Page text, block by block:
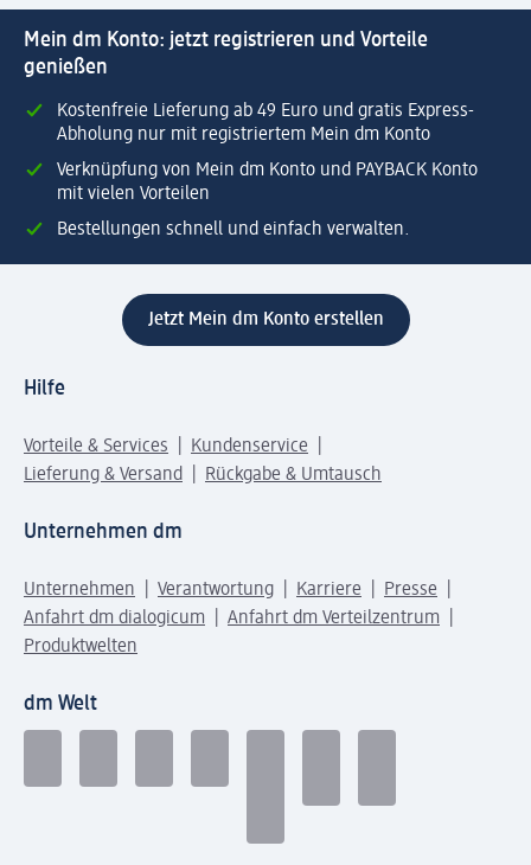
Mein dm Konto: jetzt registrieren und Vorteile
genießen
Kostenfreie Lieferung ab 49 Euro und gratis Express-
Abholung nur mit registriertem Mein dm Konto
Verknüpfung von Mein dm Konto und PAYBACK Konto
mit vielen Vorteilen
Bestellungen schnell und einfach verwalten.
Jetzt Mein dm Konto erstellen
Hilfe
Vorteile & Services
Kundenservice
Lieferung & Versand
Rückgabe & Umtausch
Unternehmen dm
Unternehmen Verantwortung Karriere
Presse
Anfahrt dm dialogicum
Anfahrt dm Verteilzentrum
Produktwelten
dm Welt